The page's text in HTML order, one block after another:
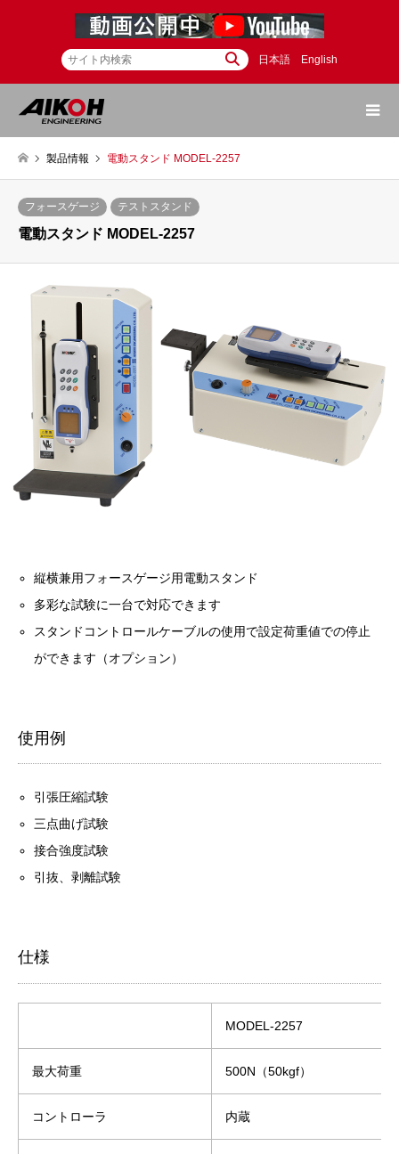
日本語 English
製品情報 電動スタンド MODEL-2257
フォースゲージ テストスタンド
電動スタンド MODEL-2257
縦横兼用フォースゲージ用電動スタンド
多彩な試験に一台で対応できます
スタンドコントロールケーブルの使用で設定荷重値での停止
ができます（オプション）
使用例
引張圧縮試験
三点曲げ試験
接合強度試験
引抜、剥離試験
仕様
MODEL-2257
最大荷重 500N（50kgf）
コントローラ 内蔵